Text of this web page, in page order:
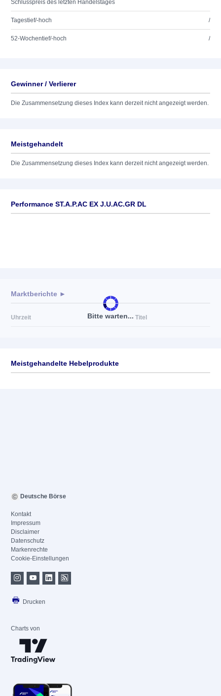
Schlusspreis des letzten Handelstages
Tagestief/-hoch /
52-Wochentief/-hoch /
Gewinner / Verlierer
Die Zusammensetzung dieses Index kann derzeit nicht angezeigt werden.
Meistgehandelt
Die Zusammensetzung dieses Index kann derzeit nicht angezeigt werden.
Performance ST.A.P.AC EX J.U.AC.GR DL
Bitte warten...
Marktberichte ►
Uhrzeit Titel
Meistgehandelte Hebelprodukte
Deutsche Börse
Kontakt
Impressum
Disclaimer
Datenschutz
Markenrechte
Cookie-Einstellungen
Drucken
Charts von